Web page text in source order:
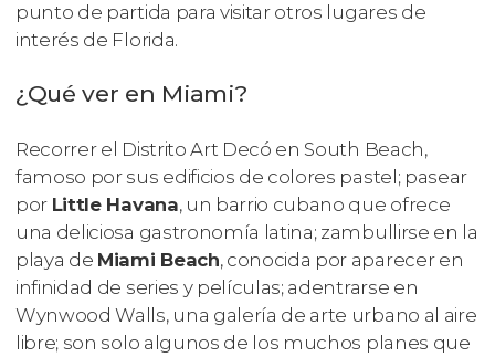
punto de partida para visitar otros lugares de
interés de Florida.
¿Qué ver en Miami?
Recorrer el Distrito Art Decó en South Beach,
famoso por sus edificios de colores pastel; pasear
por Little Havana, un barrio cubano que ofrece
una deliciosa gastronomía latina; zambullirse en la
playa de Miami Beach, conocida por aparecer en
infinidad de series y películas; adentrarse en
Wynwood Walls, una galería de arte urbano al aire
libre; son solo algunos de los muchos planes que